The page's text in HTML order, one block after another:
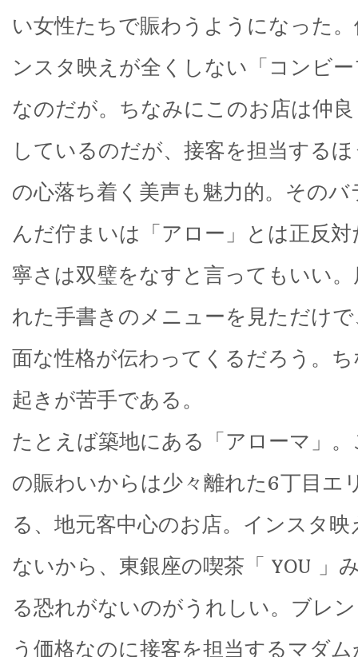
い女性たちで賑わうようになった
ンスタ映えが全くしない「コンビ
なのだが。ちなみにこのお店は仲
しているのだが、接客を担当する
の心落ち着く美声も魅力的。その
んだ佇まいは「アロー」とは正反
寧さは双璧をなすと言ってもいい
れた手書きのメニューを見ただけ
面な性格が伝わってくるだろう。
起きが苦手である。
たとえば築地にある「アローマ」
の賑わいからは少々離れた6丁目エ
る、地元客中心のお店。インスタ
ないから、東銀座の喫茶「 YOU 」
る恐れがないのがうれしい。ブレ
う価格なのに接客を担当するマダ